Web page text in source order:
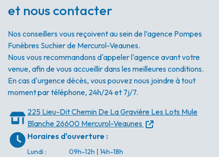
et nous contacter
Nos conseillers vous reçoivent au sein de l’agence Pompes
Funèbres Suchier de Mercurol-Veaunes.
Nous vous recommandons d'appeler l'agence avant votre
venue, afin de vous accueillir dans les meilleures conditions.
En cas d'urgence décès, vous pouvez nous joindre à tout
moment par téléphone, 24h/24 et 7j/7.
225 Lieu-Dit Chemin De La Gravière Les Lots Mule
Blanche 26600 Mercurol-Veaunes
Horaires d'ouverture :
Lundi :
09h-12h | 14h-18h